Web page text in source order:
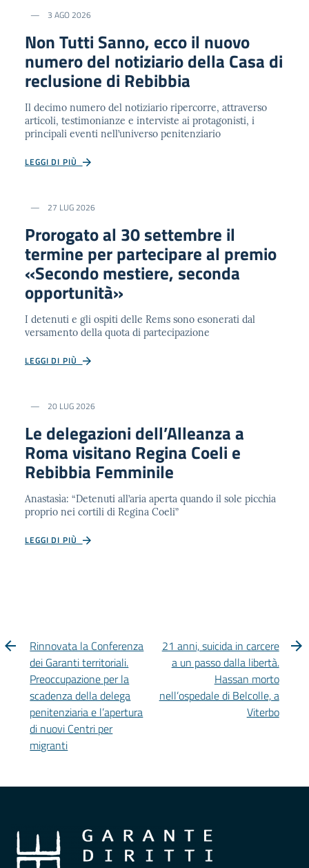
3 AGO 2026
Non Tutti Sanno, ecco il nuovo
numero del notiziario della Casa di
reclusione di Rebibbia
Il decimo numero del notiziario ripercorre, attraverso
articoli, testimonianze e interviste ai protagonisti, i
principali eventi nell’universo penitenziario
LEGGI DI PIÙ
27 LUG 2026
Prorogato al 30 settembre il
termine per partecipare al premio
«Secondo mestiere, seconda
opportunità»
I detenuti e gli ospiti delle Rems sono esonerati dal
versamento della quota di partecipazione
LEGGI DI PIÙ
20 LUG 2026
Le delegazioni dell’Alleanza a
Roma visitano Regina Coeli e
Rebibbia Femminile
Anastasìa: “Detenuti all’aria aperta quando il sole picchia
proprio nei cortili di Regina Coeli”
LEGGI DI PIÙ
Rinnovata la Conferenza
dei Garanti territoriali.
Preoccupazione per la
scadenza della delega
penitenziaria e l’apertura
di nuovi Centri per
migranti
21 anni, suicida in carcere
a un passo dalla libertà.
Hassan morto
nell’ospedale di Belcolle, a
Viterbo